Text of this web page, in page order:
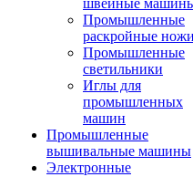
швейные
Промышленные
раскройные ножи
Промышленные
светильники
Иглы для
промышленных
машин
Промышленные
вышивальные машины
Электронные